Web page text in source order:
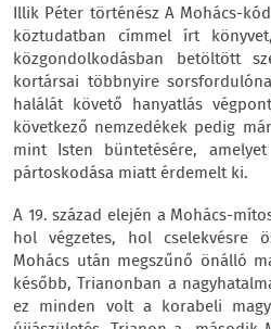
Illik Péter történész A Mohács-
köztudatban címmel írt
közgondolkodásban betöltött
kortársai többnyire
halálát követő hanyatlás
következő nemzedékek pedig
mint Isten büntetésére,
pártoskodása miatt érdemelt ki.
A 19. század elején a Mohács-
hol végzetes, hol cselekvésre
Mohács után megszűnő önálló
később, Trianonban a
ez minden volt a korabeli